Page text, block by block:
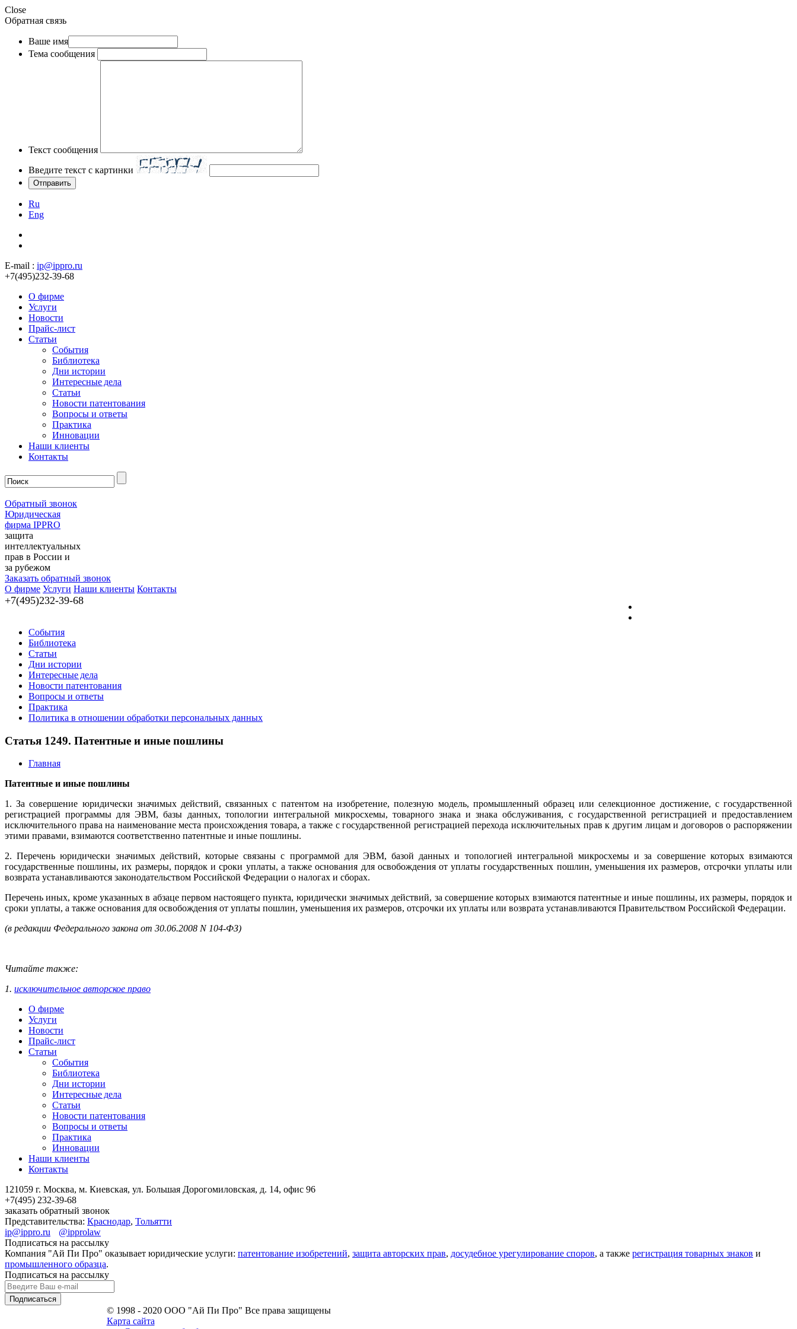
Close
Обратная связь
Ваше имя
Тема сообщения
Текст сообщения
Введите текст с картинки
Ru
Eng
E-mail : ip@ippro.ru
+7(495)232-39-68
О фирме
Услуги
Новости
Прайс-лист
Статьи
События
Библиотека
Дни истории
Интересные дела
Статьи
Новости патентования
Вопросы и ответы
Практика
Инновации
Наши клиенты
Контакты
Обратный звонок
Юридическая
фирма IPPRO
защита
интеллектуальных
прав в России и
за рубежом
Заказать обратный звонок
О фирме Услуги Наши клиенты Контакты
+7(495)232-39-68
События
Библиотека
Статьи
Дни истории
Интересные дела
Новости патентования
Вопросы и ответы
Практика
Политика в отношении обработки персональных данных
Статья 1249. Патентные и иные пошлины
Главная
Патентные и иные пошлины
1. За совершение юридически значимых действий, связанных с патентом на изобретение, полезную модель, промышленный образец или селекционное достижение, с государственной
регистрацией программы для ЭВМ, базы данных, топологии интегральной микросхемы, товарного знака и знака обслуживания, с государственной регистрацией и предоставлением
исключительного права на наименование места происхождения товара, а также с государственной регистрацией перехода исключительных прав к другим лицам и договоров о распоряжении
этими правами, взимаются соответственно патентные и иные пошлины.
2. Перечень юридически значимых действий, которые связаны с программой для ЭВМ, базой данных и топологией интегральной микросхемы и за совершение которых взимаются
государственные пошлины, их размеры, порядок и сроки уплаты, а также основания для освобождения от уплаты государственных пошлин, уменьшения их размеров, отсрочки уплаты или
возврата устанавливаются законодательством Российской Федерации о налогах и сборах.
Перечень иных, кроме указанных в абзаце первом настоящего пункта, юридически значимых действий, за совершение которых взимаются патентные и иные пошлины, их размеры, порядок и
сроки уплаты, а также основания для освобождения от уплаты пошлин, уменьшения их размеров, отсрочки их уплаты или возврата устанавливаются Правительством Российской Федерации.
(в редакции Федерального закона от 30.06.2008 N 104-ФЗ)
Читайте также:
1. исключительное авторское право
О фирме
Услуги
Новости
Прайс-лист
Статьи
События
Библиотека
Дни истории
Интересные дела
Статьи
Новости патентования
Вопросы и ответы
Практика
Инновации
Наши клиенты
Контакты
121059 г. Москва, м. Киевская, ул. Большая Дорогомиловская, д. 14, офис 96
+7(495) 232-39-68
заказать обратный звонок
Представительства: Краснодар, Тольятти
ip@ippro.ru
@ipprolaw
Подписаться на рассылку
Компания "Ай Пи Про" оказывает юридические услуги: патентование изобретений, защита авторских прав, досудебное урегулирование споров, а также регистрация товарных знаков и
промышленного образца.
Подписаться на рассылку
© 1998 - 2020 ООО "Ай Пи Про" Все права защищены
Карта сайта